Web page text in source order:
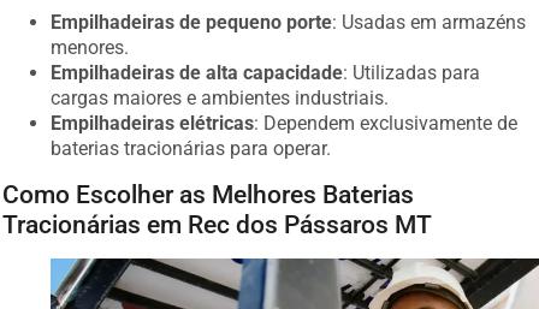
Empilhadeiras de pequeno porte: Usadas em armazéns
menores.
Empilhadeiras de alta capacidade: Utilizadas para
cargas maiores e ambientes industriais.
Empilhadeiras elétricas: Dependem exclusivamente de
baterias tracionárias para operar.
Como Escolher as Melhores Baterias
Tracionárias em Rec dos Pássaros MT